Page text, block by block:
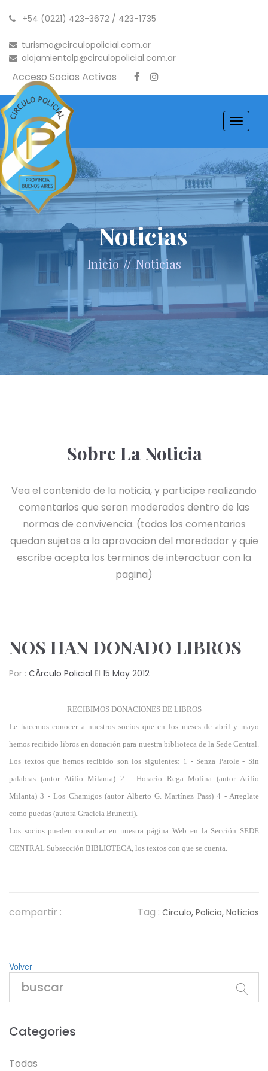
+54 (0221) 423-3672 / 423-1735
turismo@circulopolicial.com.ar
alojamientolp@circulopolicial.com.ar
Acceso Socios Activos
Toggle
Noticias
Inicio // Noticias
Sobre La Noticia
Vea el contenido de la noticia, y participe realizando
comentarios que seran moderados dentro de las
normas de convivencia. (todos los comentarios
quedan sujetos a la aprovacion del moredador y quie
escribe acepta los terminos de interactuar con la
pagina)
NOS HAN DONADO LIBROS
Por : CÃ­rculo Policial El 15 May 2012
RECIBIMOS DONACIONES DE LIBROS
Le hacemos conocer a nuestros socios que en los meses de abril y mayo
hemos recibido libros en donación para nuestra biblioteca de la Sede Central.
Los textos que hemos recibido son los siguientes: 1 - Senza Parole - Sin
palabras (autor Atilio Milanta) 2 - Horacio Rega Molina (autor Atilio
Milanta) 3 - Los Chamigos (autor Alberto G. Martínez Pass) 4 - Arreglate
como puedas (autora Graciela Brunetti).
Los socios pueden consultar en nuestra página Web en la Sección SEDE
CENTRAL Subsección BIBLIOTECA, los textos con que se cuenta.
compartir : Tag : Circulo, Policia, Noticias
Volver
Categories
Todas